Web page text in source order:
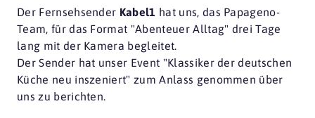
Der Fernsehsender Kabel1 hat uns, das Papageno-
Team, für das Format "Abenteuer Alltag" drei Tage
lang mit der Kamera begleitet.
Der Sender hat unser Event "Klassiker der deutschen
Küche neu inszeniert" zum Anlass genommen über
uns zu berichten.